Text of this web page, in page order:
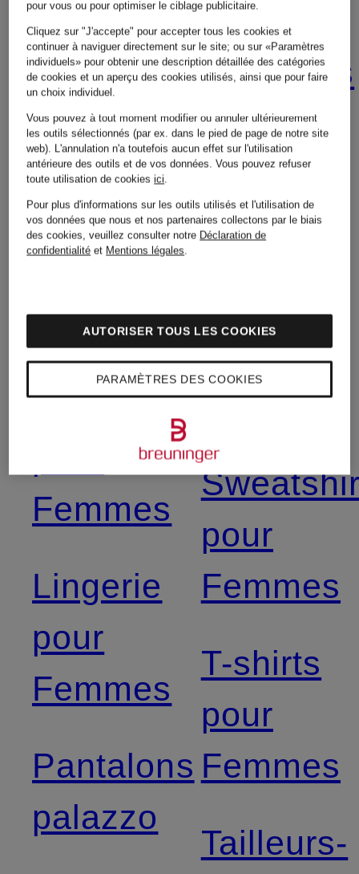
Dessous
pour
Femmes
Hauts
Hommes
Jeans
Femmes
Lingerie
pour
Femmes
Pantalons
palazzo
Sneakers
pour
Hommes
Sweats
zippés
pour
Hommes
pour
Femmes
T-shirts
pour
Femmes
Tailleurs-
pour vous ou pour optimiser le ciblage publicitaire.
Cliquez sur "J'accepte" pour accepter tous les cookies et
continuer à naviguer directement sur le site; ou sur «Paramètres
individuels» pour obtenir une description détaillée des catégories
de cookies et un aperçu des cookies utilisés, ainsi que pour faire
un choix individuel.
Vous pouvez à tout moment modifier ou annuler ultérieurement
les outils sélectionnés (par ex. dans le pied de page de notre site
web). L'annulation n'a toutefois aucun effet sur l'utilisation
antérieure des outils et de vos données.Vous pouvez refuser
toute utilisation de cookiesici.
Pour plus d'informations sur les outils utilisés et l'utilisation de
vos données que nous et nos partenaires collectons par le biais
des cookies, veuillez consulter notre Déclaration de
confidentialité et Mentions légales.
PARAMÈTRES DES COOKIES
AUTORISER TOUS LES COOKIES